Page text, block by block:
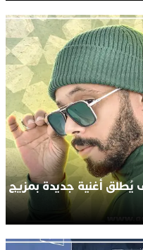
أغنية جديدة بمزيج